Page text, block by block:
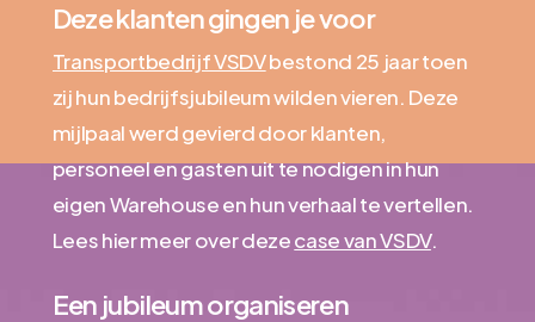
Deze klanten gingen je voor
Transportbedrijf VSDVbestond 25 jaar toen
zij hun bedrijfsjubileum wilden vieren. Deze
mijlpaal werd gevierd door klanten,
personeel en gasten uit te nodigen in hun
eigen Warehouse en hun verhaal te vertellen.
Lees hier meer over dezecase van VSDV.
Een jubileum organiseren